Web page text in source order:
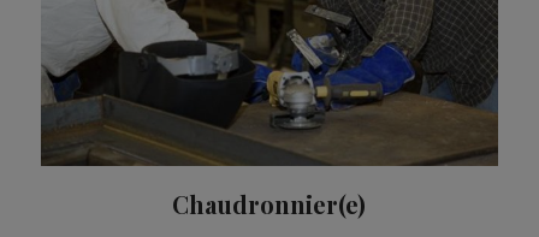
Chaudronnier(e)